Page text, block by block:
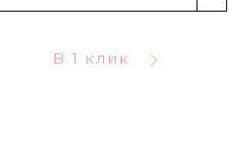
В 1 клик